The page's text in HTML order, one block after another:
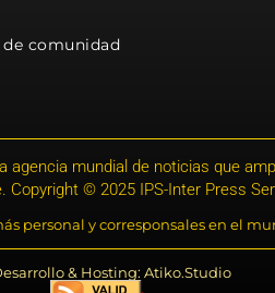
de comunidad
mundial de noticias que
Copyright © 2025 IPS-Inter Press
personal y corresponsales en el
& Hosting: Atiko.Studio